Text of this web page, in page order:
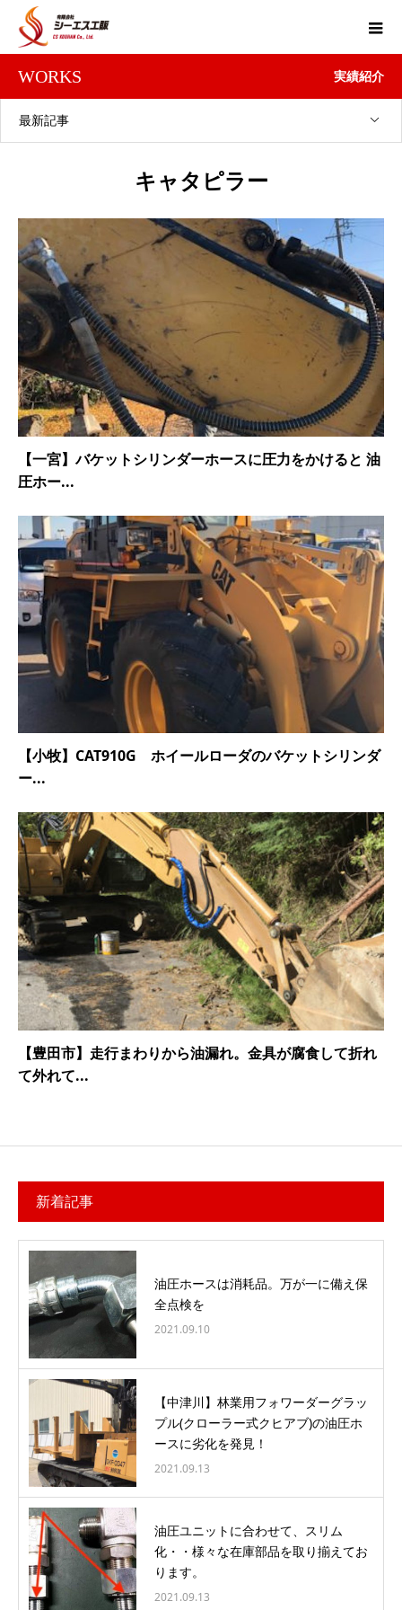
WORKS 実績紹介
最新記事
キャタピラー
【一宮】バケットシリンダーホースに圧力をかけると 油
圧ホー...
【小牧】CAT910G ホイールローダのバケットシリンダ
ー...
【豊田市】走行まわりから油漏れ。金具が腐食して折れ
て外れて...
新着記事
油圧ホースは消耗品。万が一に備え保
全点検を
2021.09.10
【中津川】林業用フォワーダーグラッ
プル(クローラー式クヒアブ)の油圧ホ
ースに劣化を発見！
2021.09.13
油圧ユニットに合わせて、スリム
化・・様々な在庫部品を取り揃えてお
ります。
2021.09.13